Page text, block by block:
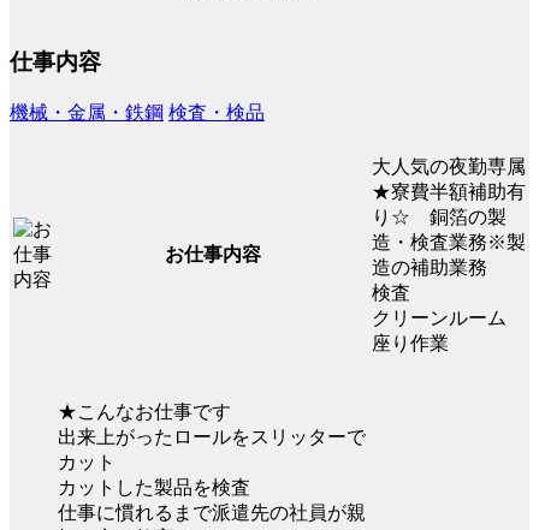
仕事内容
機械・金属・鉄鋼 検査・検品
お仕事内容
大人気の夜勤専属
★寮費半額補助有
り☆ 銅箔の製
造・検査業務※製
造の補助業務
検査
クリーンルーム
座り作業
★こんなお仕事です
出来上がったロールをスリッターで
カット
カットした製品を検査
仕事に慣れるまで派遣先の社員が親